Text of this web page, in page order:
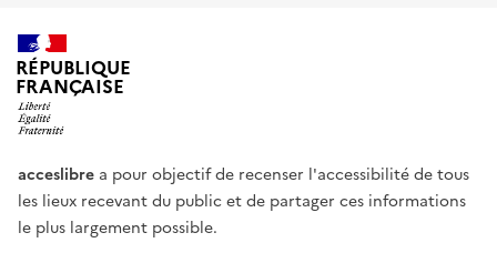
RÉPUBLIQUE
FRANÇAISE
acceslibre a pour objectif de recenser l'accessibilité de tous
les lieux recevant du public et de partager ces informations
le plus largement possible.